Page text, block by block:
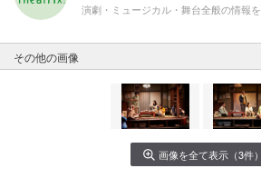
演劇・ミュージカル・舞台全般の情報を
その他の画像
画像を全て表示（3件）